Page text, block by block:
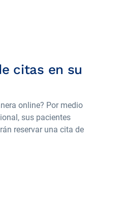
citas en su
online? Por medio
sus pacientes
reservar una cita de